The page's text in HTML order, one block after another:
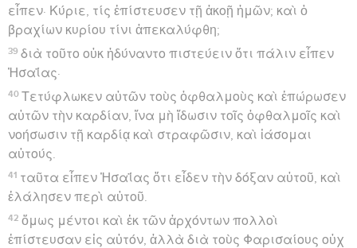
εἶπεν· Κύριε, τίς ἐπίστευσεν τῇ ἀκοῇ ἡμῶν; καὶ ὁ
βραχίων κυρίου τίνι ἀπεκαλύφθη;
39 διὰ τοῦτο οὐκ ἠδύναντο πιστεύειν ὅτι πάλιν εἶπεν
Ἠσαΐας·
40 Τετύφλωκεν αὐτῶν τοὺς ὀφθαλμοὺς καὶ ἐπώρωσεν
αὐτῶν τὴν καρδίαν, ἵνα μὴ ἴδωσιν τοῖς ὀφθαλμοῖς καὶ
νοήσωσιν τῇ καρδίᾳ καὶ στραφῶσιν, καὶ ἰάσομαι
αὐτούς.
41 ταῦτα εἶπεν Ἠσαΐας ὅτι εἶδεν τὴν δόξαν αὐτοῦ, καὶ
ἐλάλησεν περὶ αὐτοῦ.
42 ὅμως μέντοι καὶ ἐκ τῶν ἀρχόντων πολλοὶ
ἐπίστευσαν εἰς αὐτόν, ἀλλὰ διὰ τοὺς Φαρισαίους οὐχ